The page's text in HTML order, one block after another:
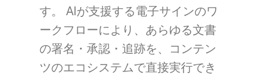
す。 AIが支援する電子サインのワ
ークフローにより、あらゆる文書
の署名・承認・追跡を、コンテン
ツのエコシステムで直接実行でき